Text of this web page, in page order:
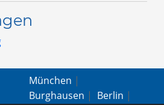
München |
Burghausen | Berlin |